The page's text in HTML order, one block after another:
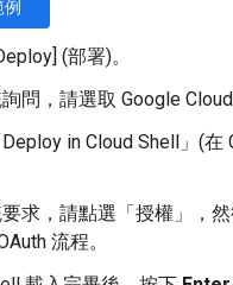
(部署)。
問，請選取 Google Cloud
in Cloud Shell」(在
求，請點選「授權」
，
流程。